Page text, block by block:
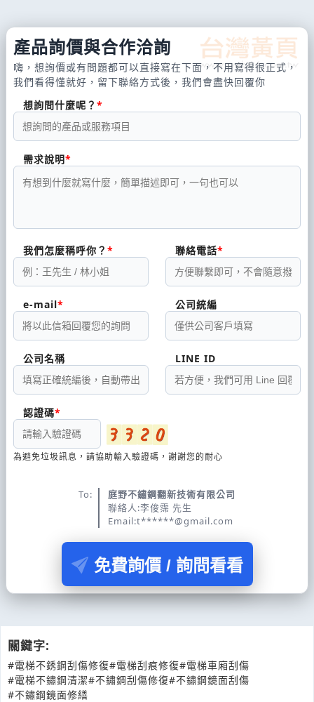
產品詢價與合作洽詢
嗨，想詢價或有問題都可以直接寫在下面，不用寫得很正式，
我們看得懂就好，留下聯絡方式後，我們會盡快回覆你
想詢問什麼呢？
需求說明
我們怎麼稱呼你？ 聯絡電話
e-mail 公司統編
公司名稱 LINE ID
認證碼
為避免垃圾訊息，請協助輸入驗證碼，謝謝您的耐心
To:
庭野不鏽鋼翻新技術有限公司
聯絡人:李俊霈 先生
Email:t******@gmail.com
免費詢價 / 詢問看看
關鍵字:
#電梯不銹鋼刮傷修復#電梯刮痕修復#電梯車廂刮傷
#電梯不鏽鋼清潔#不鏽鋼刮傷修復#不鏽鋼鏡面刮傷
#不鏽鋼鏡面修繕